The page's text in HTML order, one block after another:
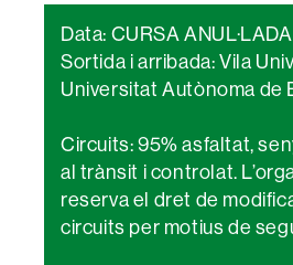
Data: CURSA ANUL·LADA
Sortida i arribada: Vila
Universitat Autònoma de
Circuits: 95% asfaltat,
al trànsit i controlat.
reserva el dret de
circuits per motius de